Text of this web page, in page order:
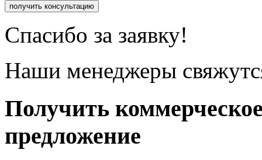
получить консультацию
Спасибо за заявку!
Наши менеджеры
Получить
предложение